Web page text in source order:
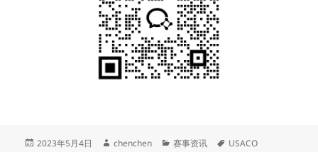
发
2023年5月4日
作
chenchen
分
赛事资讯
标
USACO